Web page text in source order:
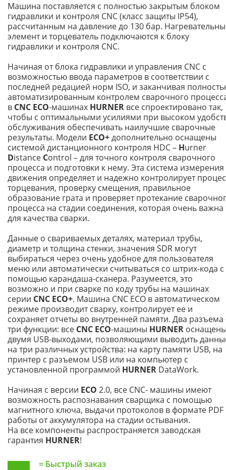
Машина поставляется с полностью закрытым блоком
гидравлики и контроля CNC (класс защиты IP54),
рассчитанным на давление до 130 бар.
элемент и торцеватель подключаются к блоку
гидравлики и контроля CNC.
Начиная от блока гидравлики и управления CNC с
возможностью ввода параметров в соответствии с
последней редацией норм ISO, и заканчивая
автоматизированным контролем сварочного
в CNC ECO-машинах HURNER все спроектировано так,
чтобы с оптимальными усилиями при высоком
обслуживания обеспечивать наилучшие сварочные
результаты. Модели ECO+дополнительно оснащены
системой дистанционного контроля HDC – Hurner
Distance Control – для точного контроля сварочного
процесса и подготовки к нему. Эта система измерения
движения определяет и надежно контролирует
торцевания, проверку смещения, правильное
образование грата и проверяет протекание
процесса на стадии соединения, которая очень важна
для качества сварки.
Данные о свариваемых деталях, материал трубы,
диаметр и толщина стенки, значения SDR могут
выбираться через очень удобное для пользователя
меню или автоматически считываться со штрих-кода с
помощью карандаша-сканера. Разумеется, это
возможно и при сварке по коду трубы на машинах
серии CNC ECO+. Машина CNC ECO в автоматическом
режиме производит сварку, контролирует ее и
сохраняет отчеты во внутренней памяти. Два разъема
три функции: все CNC ECO-машины HURNER
двумя USB-выходами, позволяющими выводить
на три различных устройства: на карту памяти USB, на
принтер с разъемом USB или на компьютер с
установленной программой HURNER DataWork.
Начиная с версии ECO 2.0, все CNC- машины имеют
возможность распознавания сварщика с помощью
магнитного ключа, выдачи протоколов в формате PDF
работы от аккумулятора на стадии остывания.
На все компоненты распространяется заводская
гарантия HURNER!
= Быстрый заказ